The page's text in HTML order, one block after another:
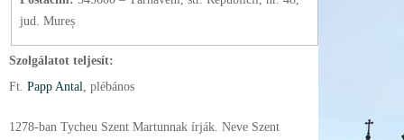
jud. Mureș
Szolgálatot teljesít:
Ft. Papp Antal , plébános
1278-ban Tycheu Szent Martunnak írják. Neve Szent